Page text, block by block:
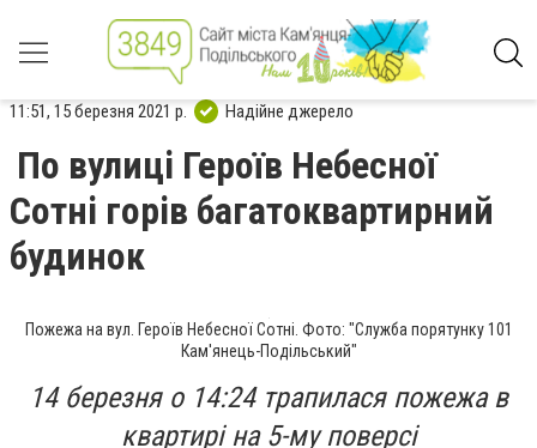
11:51, 15 березня 2021 р. Надійне джерело
По вулиці Героїв Небесної
Сотні горів багатоквартирний
будинок
Пожежа на вул. Героїв Небесної Сотні. Фото: "Служба порятунку 101
Кам'янець-Подільський"
14 березня о 14:24 трапилася пожежа в
квартирі на 5-му поверсі